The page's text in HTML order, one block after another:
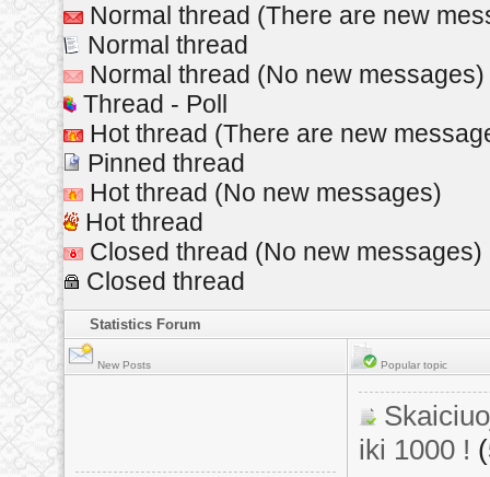
Normal thread (There are new
Normal thread
Normal thread (No new messages)
Thread - Poll
Hot thread (There are new
Pinned thread
Hot thread (No new messages)
Hot thread
Closed thread (No new messages)
Closed thread
Statistics Forum
New Posts Popular topic
iki 1000 !